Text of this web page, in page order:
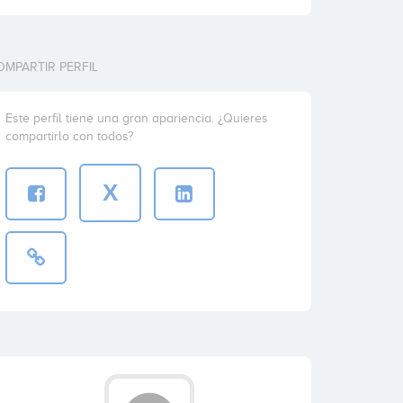
PERFIL
Este perfil tiene una gran apariencia. ¿Quieres
compartirlo con todos?
X